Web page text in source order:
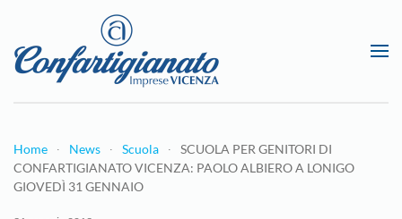
Passa al contenuto principale
Home News Scuola
SCUOLA PER GENITORI DI
CONFARTIGIANATO VICENZA: PAOLO ALBIERO A LONIGO
GIOVEDÌ 31 GENNAIO